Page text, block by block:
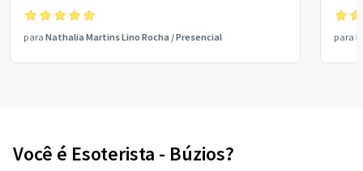
para Nathalia Martins Lino Rocha /Presencial
por
para
Você é Esoterista - Búzios?